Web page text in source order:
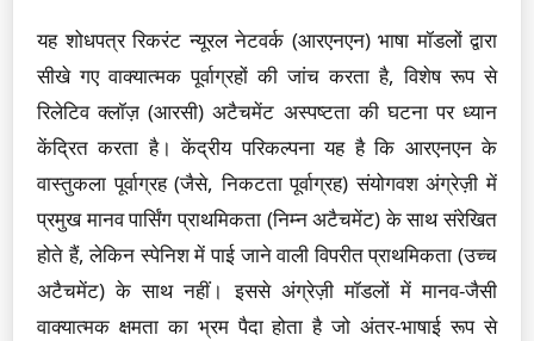
यह शोधपत्र रिकरंट न्यूरल नेटवर्क (आरएनएन) भाषा मॉडलों द्वारा
सीखे गए वाक्यात्मक पूर्वाग्रहों की जांच करता है, विशेष रूप से
रिलेटिव क्लॉज़ (आरसी) अटैचमेंट अस्पष्टता की घटना पर ध्यान
केंद्रित करता है। केंद्रीय परिकल्पना यह है कि आरएनएन के
वास्तुकला पूर्वाग्रह (जैसे, निकटता पूर्वाग्रह) संयोगवश अंग्रेज़ी में
प्रमुख मानव पार्सिंग प्राथमिकता (निम्न अटैचमेंट) के साथ संरेखित
होते हैं, लेकिन स्पेनिश में पाई जाने वाली विपरीत प्राथमिकता (उच्च
अटैचमेंट) के साथ नहीं। इससे अंग्रेज़ी मॉडलों में मानव-जैसी
वाक्यात्मक क्षमता का भ्रम पैदा होता है जो अंतर-भाषाई रूप से